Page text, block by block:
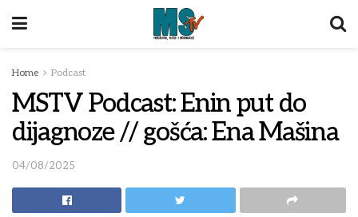
Home Podcast
MSTV Podcast: Enin put do
dijagnoze // gošća: Ena Mašina
04/08/2025